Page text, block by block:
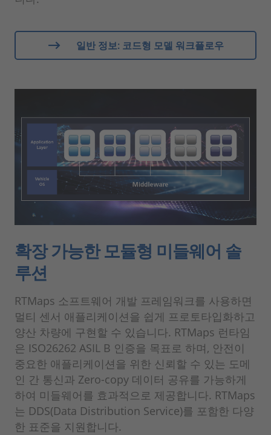
일반 정보: 코드형 모델 워크플로우
확장 가능한 모듈형 미들웨어 솔
루션
RTMaps 소프트웨어 개발 프레임워크를 사용하면
멀티 센서 애플리케이션을 쉽게 프로토타입화하고
양산 차량에 구현할 수 있습니다. RTMaps 런타임
은 ISO26262 ASIL B 인증을 목표로 하며, 안전이
중요한 애플리케이션을 위한 신뢰할 수 있는 도메
인 간 통신과 Zero-copy 데이터 공유를 가능하게
하여 미들웨어를 효과적으로 제공합니다. RTMaps
는 DDS(Data Distribution Service)를 포함한 다양
한 표준을 지원합니다.